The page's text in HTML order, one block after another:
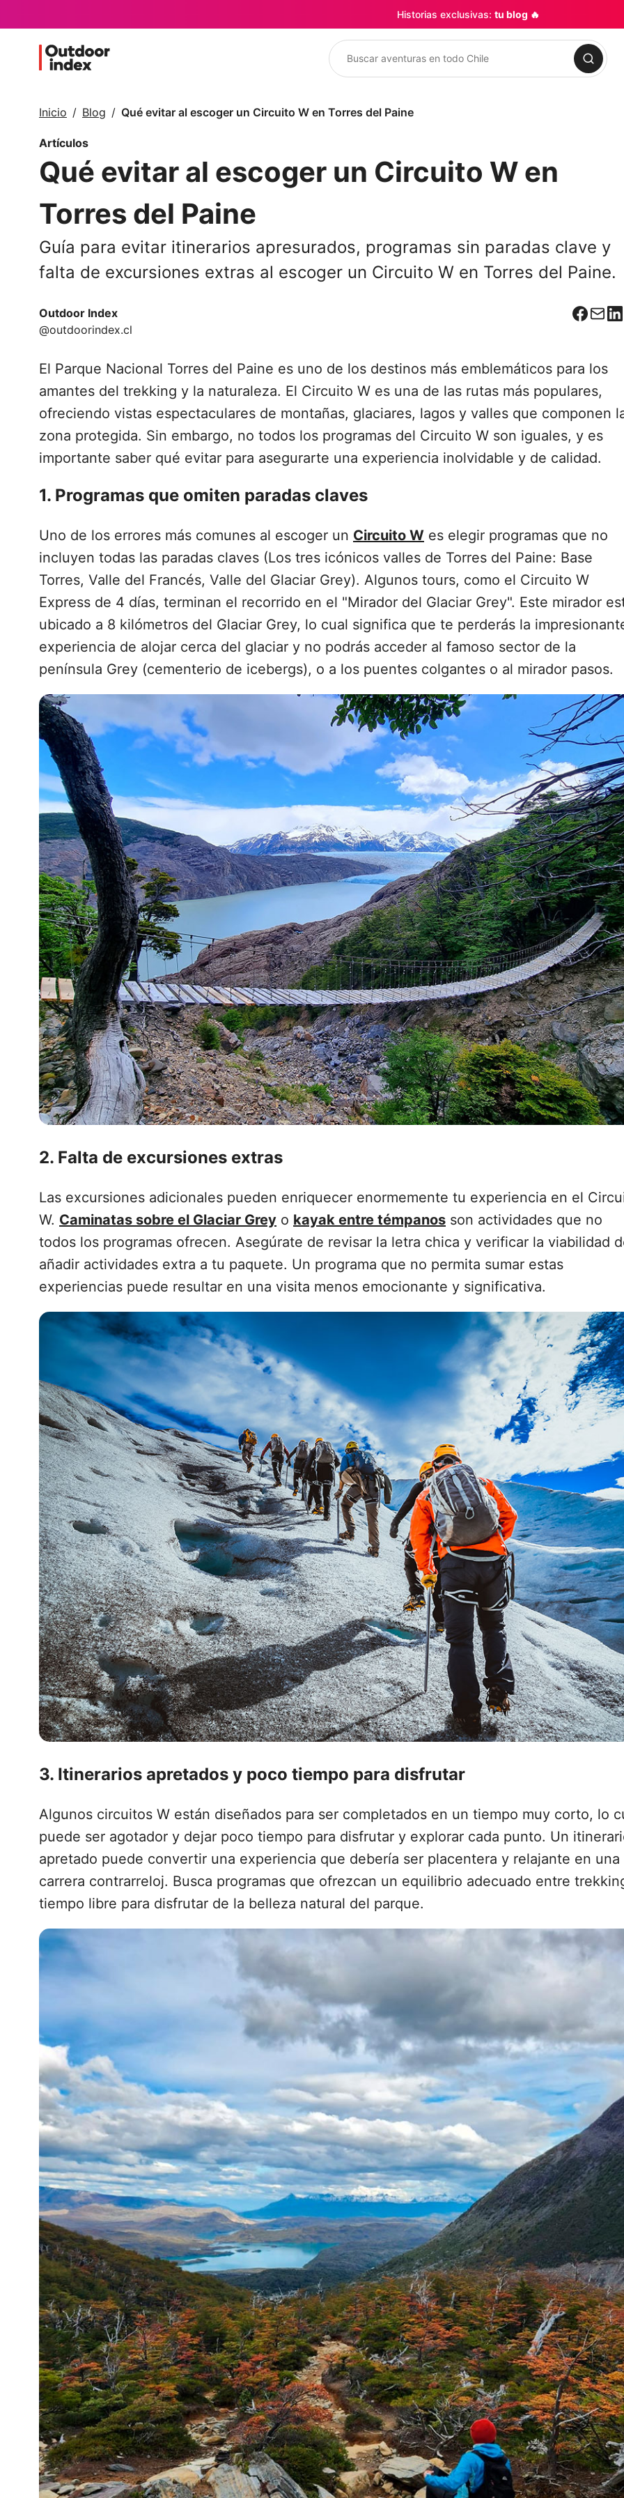
Historias exclusivas: tu blog 🔥
Buscar
Inicio Blog Qué evitar al escoger un Circuito W en Torres del Paine
Artículos
Qué evitar al escoger un Circuito W en
Torres del Paine
Guía para evitar itinerarios apresurados, programas sin paradas clave y
falta de excursiones extras al escoger un Circuito W en Torres del Paine.
Outdoor Index
@outdoorindex.cl
El Parque Nacional Torres del Paine es uno de los destinos más emblemáticos para los
amantes del trekking y la naturaleza. El Circuito W es una de las rutas más populares,
ofreciendo vistas espectaculares de montañas, glaciares, lagos y valles que componen
zona protegida. Sin embargo, no todos los programas del Circuito W son iguales, y es
importante saber qué evitar para asegurarte una experiencia inolvidable y de calidad.
1. Programas que omiten paradas claves
Uno de los errores más comunes al escoger un Circuito W es elegir programas que no
incluyen todas las paradas claves (Los tres icónicos valles de Torres del Paine: Base
Torres, Valle del Francés, Valle del Glaciar Grey). Algunos tours, como el Circuito W
Express de 4 días, terminan el recorrido en el "Mirador del Glaciar Grey". Este mirador
ubicado a 8 kilómetros del Glaciar Grey, lo cual significa que te perderás la
experiencia de alojar cerca del glaciar y no podrás acceder al famoso sector de la
península Grey (cementerio de icebergs), o a los puentes colgantes o al mirador pasos.
2. Falta de excursiones extras
Las excursiones adicionales pueden enriquecer enormemente tu experiencia en el
W. Caminatas sobre el Glaciar Grey o kayak entre témpanos son actividades que no
todos los programas ofrecen. Asegúrate de revisar la letra chica y verificar la viabilidad
añadir actividades extra a tu paquete. Un programa que no permita sumar estas
experiencias puede resultar en una visita menos emocionante y significativa.
3. Itinerarios apretados y poco tiempo para disfrutar
Algunos circuitos W están diseñados para ser completados en un tiempo muy corto, lo
puede ser agotador y dejar poco tiempo para disfrutar y explorar cada punto. Un
apretado puede convertir una experiencia que debería ser placentera y relajante en una
carrera contrarreloj. Busca programas que ofrezcan un equilibrio adecuado entre
tiempo libre para disfrutar de la belleza natural del parque.